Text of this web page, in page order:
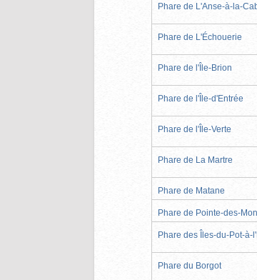
Phare de L'Anse-à-la-
Phare de L'Échouerie
Phare de l'Île-Brion
Phare de l'Île-d'Entrée
Phare de l'Île-Verte
Phare de La Martre
Phare de Matane
Phare de Pointe-des-
Phare des Îles-du-Pot-à-
Phare du Borgot